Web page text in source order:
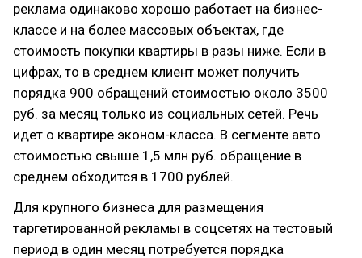
реклама одинаково хорошо работает на бизнес-
классе и на более массовых объектах, где
стоимость покупки квартиры в разы ниже. Если в
цифрах, то в среднем клиент может получить
порядка 900 обращений стоимостью около 3500
руб. за месяц только из социальных сетей. Речь
идет о квартире эконом-класса. В сегменте авто
стоимостью свыше 1,5 млн руб. обращение в
среднем обходится в 1700 рублей.
Для крупного бизнеса для размещения
таргетированной рекламы в соцсетях на тестовый
период в один месяц потребуется порядка